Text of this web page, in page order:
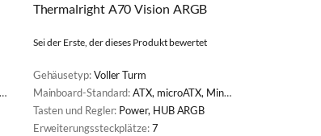
Thermalright A70 Vision ARGB
Sei der Erste, der dieses Produkt bewertet
Gehäusetyp:Voller Turm
Mainboard-Standard:ATX, microATX, Mini-ITX
Tasten und Regler: Power, HUB ARGB
Erweiterungssteckplätze:7